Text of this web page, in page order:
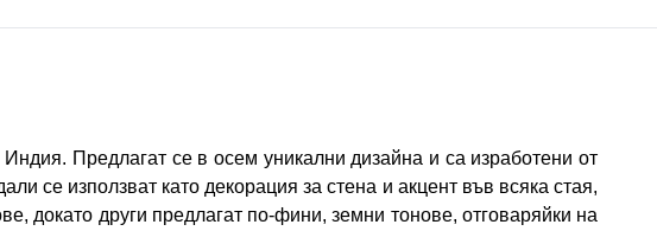
Предлагат се в осем уникални дизайна и са изработени от
се използват като декорация за стена и акцент във всяка стая,
докато други предлагат по-фини, земни тонове, отговаряйки на